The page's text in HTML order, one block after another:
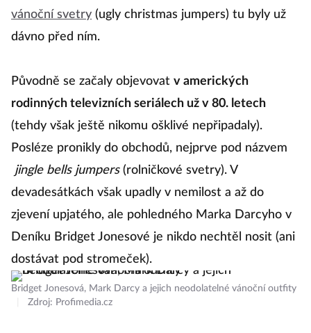
vánoční svetry (ugly christmas jumpers) tu byly už
dávno před ním.
Původně se začaly objevovat v amerických
rodinných televizních seriálech už v 80. letech
(tehdy však ještě nikomu ošklivé nepřipadaly).
Posléze pronikly do obchodů, nejprve pod názvem
jingle bells jumpers(rolničkové svetry). V
devadesátkách však upadly v nemilost a až do
zjevení upjatého, ale pohledného Marka Darcyho v
Deníku Bridget Jonesové je nikdo nechtěl nosit (ani
dostávat pod stromeček).
Bridget Jonesová, Mark Darcy a jejich neodolatelné vánoční outfity
Zdroj: Profimedia.cz